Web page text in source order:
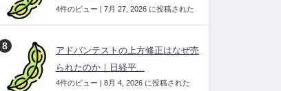
4件のビュー | 7月 27, 2026 に投稿された
アドバンテストの上方修正はなぜ売
られたのか｜日経平...
4件のビュー | 8月 4, 2026 に投稿された